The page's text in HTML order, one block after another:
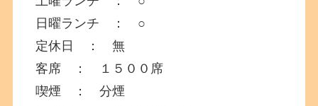
日曜ランチ ： ○
定休日 ： 無
客席 ： １５００席
喫煙 ： 分煙